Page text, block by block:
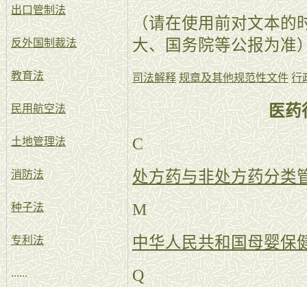
出口管制法
反外国制裁法
教育法
民用航空法
土地管理法
消防法
种子法
专利法
......
（请在使用前对文本的
大、国务院等公报为准
司法解释 规章及其他规范性文件 行
医药
C
处方药与非处方药分类
M
中华人民共和国母婴保
Q